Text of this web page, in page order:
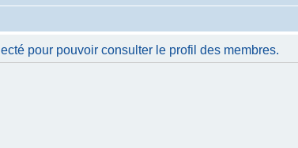
pour pouvoir consulter le profil des membres.